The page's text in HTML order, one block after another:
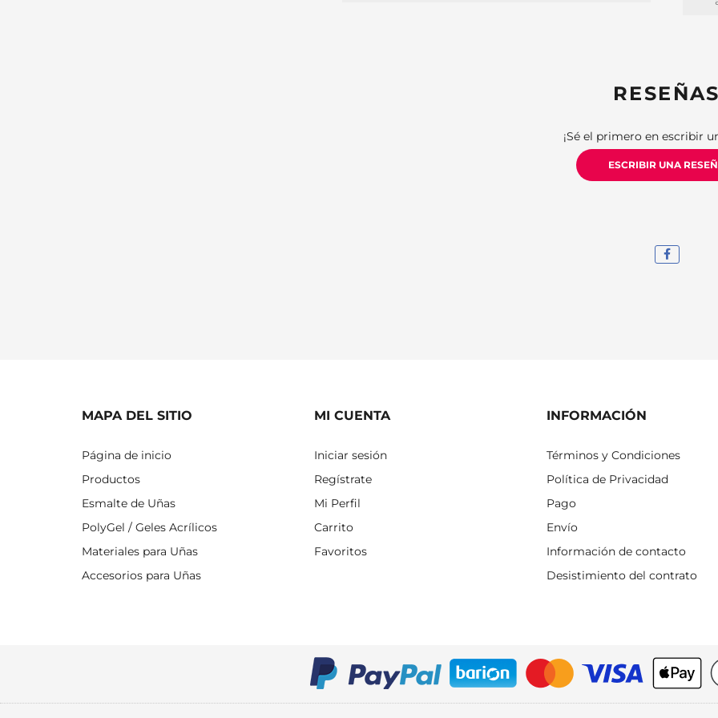
¡Sé el primero en escribir
ESCRIBIR UNA
MAPA DEL SITIO
Página de inicio
Productos
Esmalte de Uñas
PolyGel / Geles Acrílicos
Materiales para Uñas
Accesorios para Uñas
MI CUENTA
Iniciar sesión
Regístrate
Mi Perfil
Carrito
Favoritos
INFORMACIÓN
Términos y Condiciones
Política de Privacidad
Pago
Envío
Información de contacto
Desistimiento del contrato